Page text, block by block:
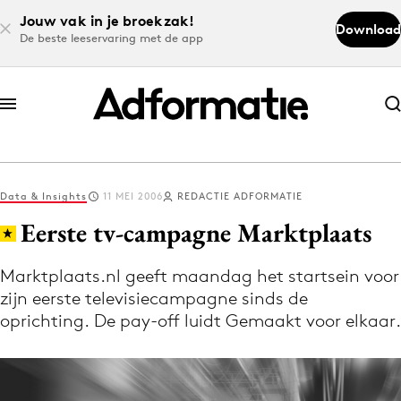
Jouw vak in je broekzak!
De beste leeservaring met de app
Download
Abonneer nu
Abonneer nu
Log in
Download de app
Volg het laatste nieuws via de Adformatie
Nieuws app
Data & Insights 11 MEI 2006 REDACTIE ADFORMATIE
Eerste tv-campagne Marktplaats
Marktplaats.nl geeft maandag het startsein voor
zijn eerste televisiecampagne sinds de
oprichting. De pay-off luidt Gemaakt voor elkaar.